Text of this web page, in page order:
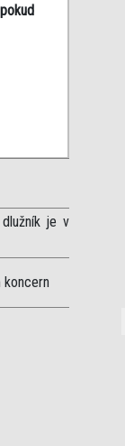
je v
koncern